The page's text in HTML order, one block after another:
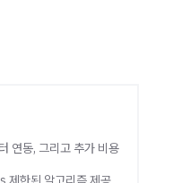
연동, 그리고 추가 비용